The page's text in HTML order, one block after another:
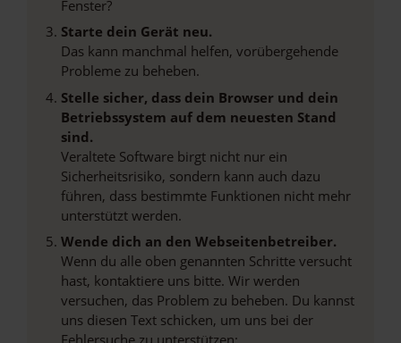
Fenster?
Starte dein Gerät neu.
Das kann manchmal helfen, vorübergehende
Probleme zu beheben.
Stelle sicher, dass dein Browser und dein
Betriebssystem auf dem neuesten Stand
sind.
Veraltete Software birgt nicht nur ein
Sicherheitsrisiko, sondern kann auch dazu
führen, dass bestimmte Funktionen nicht mehr
unterstützt werden.
Wende dich an den Webseitenbetreiber.
Wenn du alle oben genannten Schritte versucht
hast, kontaktiere uns bitte. Wir werden
versuchen, das Problem zu beheben. Du kannst
uns diesen Text schicken, um uns bei der
Fehlersuche zu unterstützen: